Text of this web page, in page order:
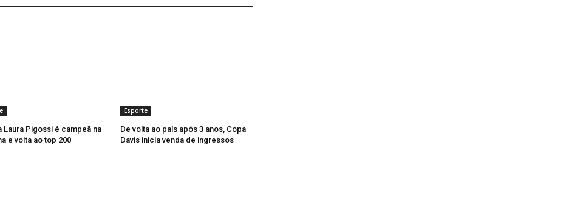
Laura Pigossi é campeã na
e volta ao top 200
Esporte
De volta ao país após 3 anos, Copa
Davis inicia venda de ingressos